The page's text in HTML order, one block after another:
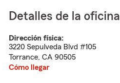
Detalles de la
Dirección física:
3220 Sepulveda Blvd #105
Torrance, CA 90505
Cómo llegar